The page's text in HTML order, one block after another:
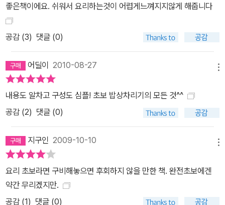
좋은책이에요. 쉬워서 요리하는것이 어렵게느껴지지않게 해줍니다
공감 (3) 댓글 (0)
어딜이 2010-08-27
내용도 알차고 구성도 심플! 초보 밥상차리기의 모든 것^^
공감 (2) 댓글 (0)
지구인 2009-10-10
요리 초보라면 구비해놓으면 후회하지 않을 만한 책. 완전초보에겐
약간 무리겠지만.
공감 (1) 댓글 (0)